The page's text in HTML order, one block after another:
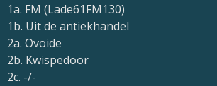
1a. FM (Lade61FM130)
1b. Uit de antiekhandel
2a. Ovoide
2b. Kwispedoor
2c. -/-